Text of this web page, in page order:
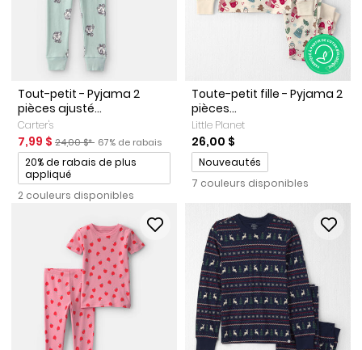
Tout-petit - Pyjama 2
pièces ajusté...
Carter's
Prix de solde
7,99 $ Prix ​​de détail suggéré par le fabricant
24,00 $* Pourcentage de rabais
67% de rabais
Promotions
20% de rabais de plus
appliqué
2 couleurs disponibles
Toute-petit fille - Pyjama 2
pièces...
Little Planet
26,00 $
Promotions
Nouveautés
7 couleurs disponibles